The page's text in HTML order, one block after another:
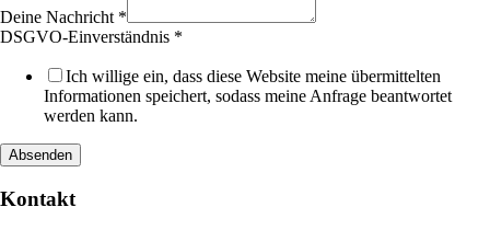
Deine Nachricht *
DSGVO-Einverständnis *
Ich willige ein, dass diese Website meine übermittelten
Informationen speichert, sodass meine Anfrage beantwortet
werden kann.
Absenden
Kontakt